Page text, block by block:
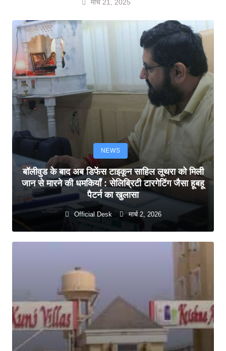
मार्च 21, 2025
NEWS
बॉलीवुड के बाद अब डिफेंस टाइकून साहिल लूथरा को मिली
जान से मारने की धमकियाँ : सेलिब्रिटी टारगेटिंग जैसा हूबहू
पैटर्न का खुलासा
Official Desk मार्च 2, 2026